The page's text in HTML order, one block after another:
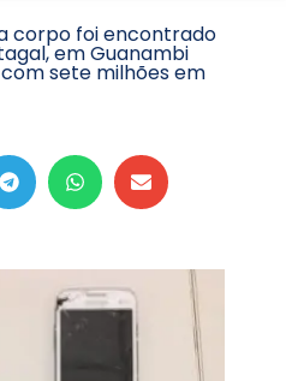
corpo foi encontrado
em Guanambi
sete milhões em